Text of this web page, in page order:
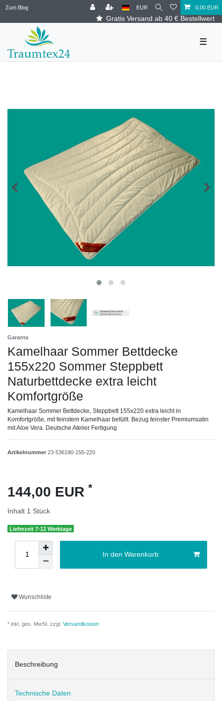
Zum Blog
Gratis Versand ab 40 € Bestellwert
EUR 0,00 EUR
☰
Garanta
Kamelhaar Sommer Bettdecke
155x220 Sommer Steppbett
Naturbettdecke extra leicht
Komfortgröße
Kamelhaar Sommer Bettdecke, Steppbett 155x220 extra leicht in
Komfortgröße, mit feinstem Kamelhaar befüllt. Bezug feinster Premiumsatin
mit Aloe Vera. Deutsche Atelier Fertigung
Artikelnummer 23-536190-155-220
144,00 EUR *
Inhalt 1 Stück
Lieferzeit 7-12 Werktage
In den Warenkorb
Wunschliste
* inkl. ges. MwSt. zzgl. Versandkosten
Beschreibung
Technische Daten